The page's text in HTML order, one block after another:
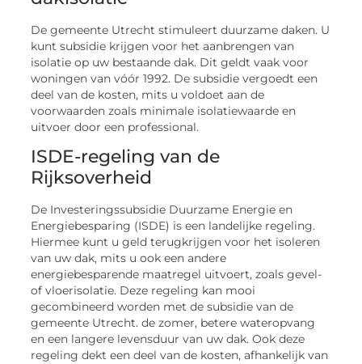
De gemeente Utrecht stimuleert duurzame daken. U
kunt subsidie krijgen voor het aanbrengen van
isolatie op uw bestaande dak. Dit geldt vaak voor
woningen van vóór 1992. De subsidie vergoedt een
deel van de kosten, mits u voldoet aan de
voorwaarden zoals minimale isolatiewaarde en
uitvoer door een professional.
ISDE-regeling van de
Rijksoverheid
De Investeringssubsidie Duurzame Energie en
Energiebesparing (ISDE) is een landelijke regeling.
Hiermee kunt u geld terugkrijgen voor het isoleren
van uw dak, mits u ook een andere
energiebesparende maatregel uitvoert, zoals gevel-
of vloerisolatie. Deze regeling kan mooi
gecombineerd worden met de subsidie van de
gemeente Utrecht. de zomer, betere wateropvang
en een langere levensduur van uw dak. Ook deze
regeling dekt een deel van de kosten, afhankelijk van